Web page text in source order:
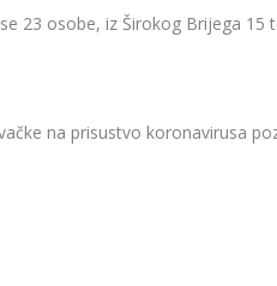
23 osobe, iz Širokog Brijega 15
na prisustvo koronavirusa